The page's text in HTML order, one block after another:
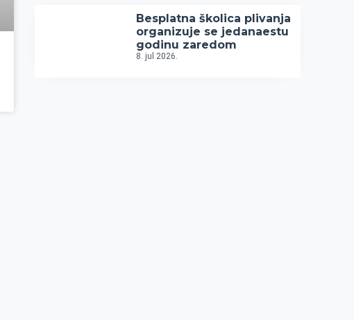
Besplatna školica plivanja
organizuje se jedanaestu
godinu zaredom
8. jul 2026.